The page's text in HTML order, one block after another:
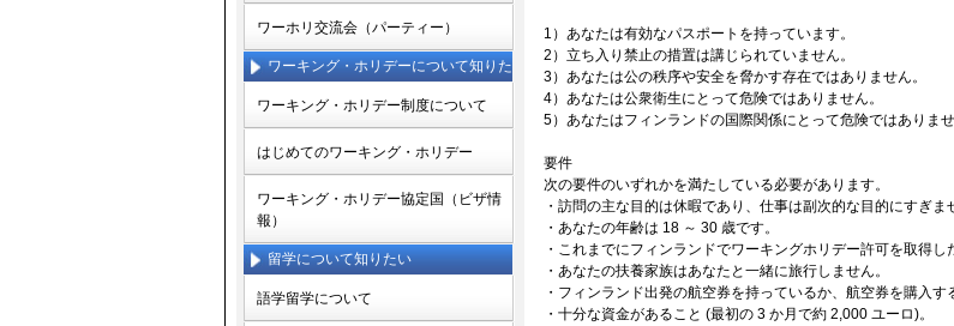
ワーホリ交流会（パーティー）
ワーキング・ホリデーについて知りた
ワーキング・ホリデー制度について
はじめてのワーキング・ホリデー
ワーキング・ホリデー協定国（ビザ情
報）
留学について知りたい
語学留学について
1）あなたは有効なパスポートを持っています。
2）立ち入り禁止の措置は講じられていません。
3）あなたは公の秩序や安全を脅かす存在ではありません。
4）あなたは公衆衛生にとって危険ではありません。
5）あなたはフィンランドの国際関係にとって危険ではありませ
要件
次の要件のいずれかを満たしている必要があります。
・訪問の主な目的は休暇であり、仕事は副次的な目的にすぎま
・あなたの年齢は 18 ～ 30 歳です。
・これまでにフィンランドでワーキングホリデー許可を取得し
・あなたの扶養家族はあなたと一緒に旅行しません。
・フィンランド出発の航空券を持っているか、航空券を購入す
・十分な資金があること (最初の 3 か月で約 2,000 ユーロ)。